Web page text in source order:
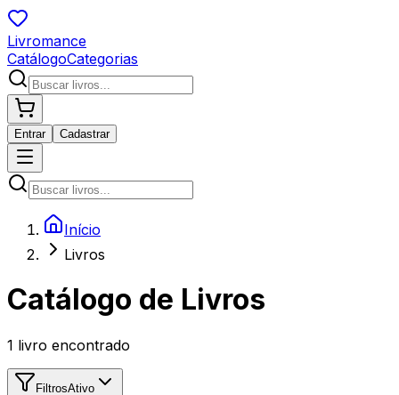
Livromance
CatálogoCategorias
Entrar Cadastrar
Início
Livros
Catálogo de Livros
1 livro encontrado
FiltrosAtivo